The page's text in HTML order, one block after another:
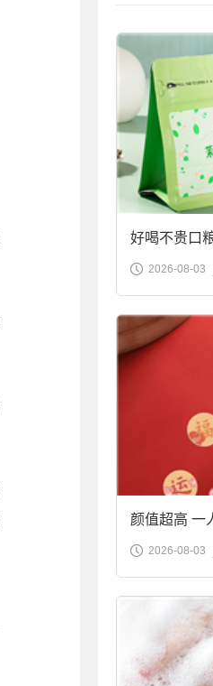
好喝不贵口
袋装9.9元到
2026-08-03
颜值超高 一
合金筷子大
2026-08-03